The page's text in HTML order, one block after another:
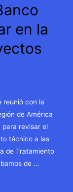
en la
reunió con la
de América
para revisar el
técnico a las
de Tratamiento
de …